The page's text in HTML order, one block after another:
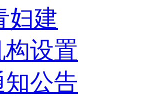
妇建
构设置
知公告